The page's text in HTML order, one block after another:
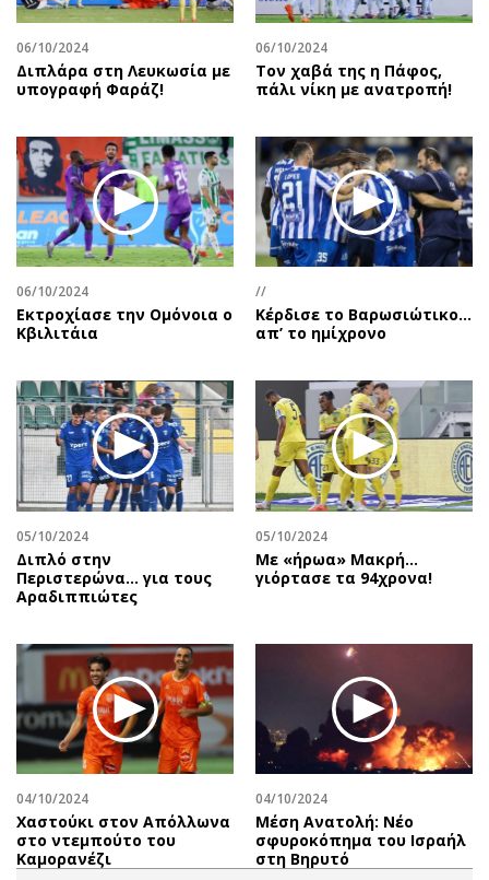
06/10/2024
Διπλάρα στη Λευκωσία με
υπογραφή Φαράζ!
06/10/2024
Τον χαβά της η Πάφος,
πάλι νίκη με ανατροπή!
06/10/2024
Εκτροχίασε την Ομόνοια ο
Κβιλιτάια
//
Κέρδισε το Βαρωσιώτικο…
απ’ το ημίχρονο
05/10/2024
Διπλό στην
Περιστερώνα… για τους
Αραδιππιώτες
05/10/2024
Με «ήρωα» Μακρή…
γιόρτασε τα 94χρονα!
04/10/2024
Χαστούκι στον Απόλλωνα
στο ντεμπούτο του
Καμορανέζι
04/10/2024
Mέση Ανατολή: Νέο
σφυροκόπημα του Ισραήλ
στη Βηρυτό